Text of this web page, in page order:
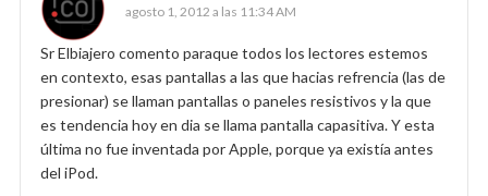
agosto 1, 2012 a las 11:34 AM
Sr Elbiajero comento paraque todos los lectores estemos
en contexto, esas pantallas a las que hacias refrencia (las de
presionar) se llaman pantallas o paneles resistivos y la que
es tendencia hoy en dia se llama pantalla capasitiva. Y esta
última no fue inventada por Apple, porque ya existía antes
del iPod.